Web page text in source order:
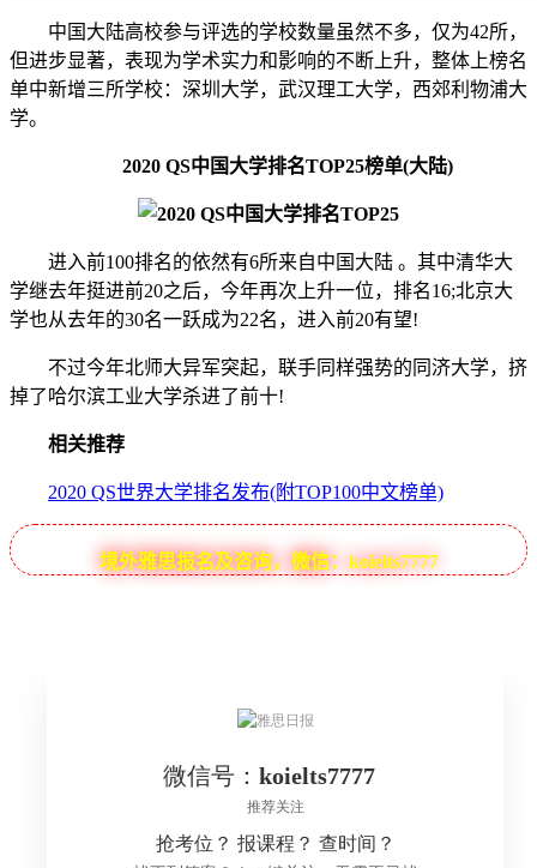
中国大陆高校参与评选的学校数量虽然不多，仅为42所，
但进步显著，表现为学术实力和影响的不断上升，整体上榜名
单中新增三所学校：深圳大学，武汉理工大学，西郊利物浦大
学。
2020 QS中国大学排名TOP25榜单(大陆)
进入前100排名的依然有6所来自中国大陆 。其中清华大
学继去年挺进前20之后，今年再次上升一位，排名16;北京大
学也从去年的30名一跃成为22名，进入前20有望!
不过今年北师大异军突起，联手同样强势的同济大学，挤
掉了哈尔滨工业大学杀进了前十!
相关推荐
2020 QS世界大学排名发布(附TOP100中文榜单)
境外雅思报名及咨询，微信：koielts7777